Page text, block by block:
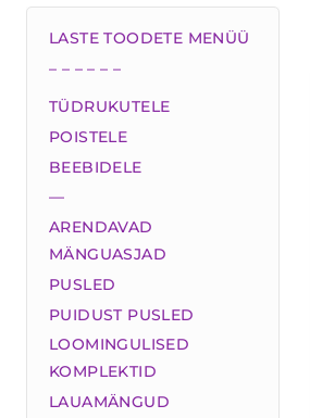
LASTE TOODETE MENÜÜ
– – – – – –
TÜDRUKUTELE
POISTELE
BEEBIDELE
—
ARENDAVAD
MÄNGUASJAD
PUSLED
PUIDUST PUSLED
LOOMINGULISED
KOMPLEKTID
LAUAMÄNGUD